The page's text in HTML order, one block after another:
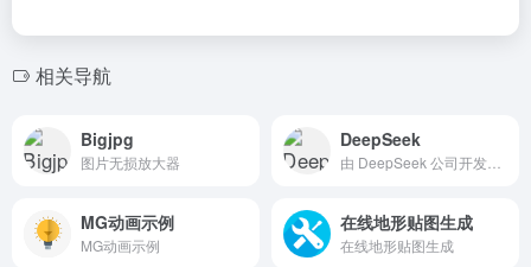
相关导航
Bigjpg
图片无损放大器
DeepSeek
MG动画示例
MG动画示例
在线地形贴图生成
在线地形贴图生成